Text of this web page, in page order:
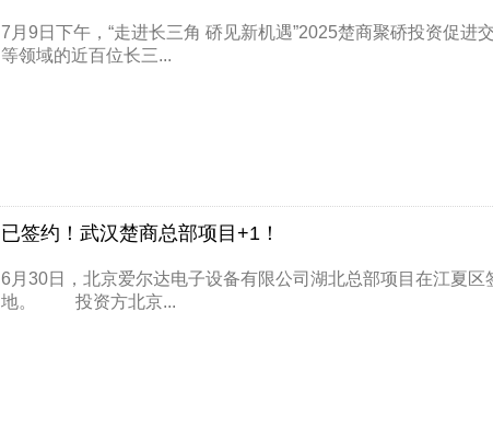
7月9日下午，“走进长三角 硚见新机遇”2025楚商聚硚投资促
等领域的近百位长三...
已签约！武汉楚商总部项目+1！
6月30日，北京爱尔达电子设备有限公司湖北总部项目在江夏
地。 投资方北京...